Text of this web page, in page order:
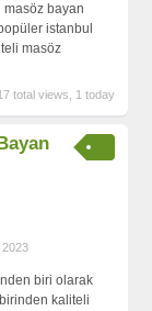
masöz bayan
istanbul
masöz
total views, 1 today
biri olarak
kaliteli